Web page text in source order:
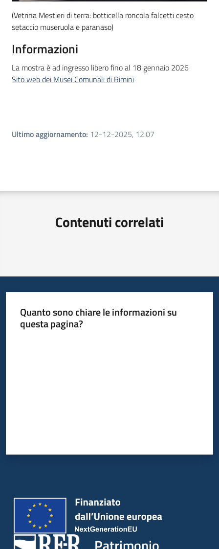
(Vetrina Mestieri di terra: botticella roncola falcetti cesto
setaccio museruola e paranaso)
Informazioni
La mostra è ad ingresso libero fino al 18 gennaio 2026
Sito web dei Musei Comunali di Rimini
Ultimo aggiornamento: 12-12-2025, 12:07
Contenuti correlati
Quanto sono chiare le informazioni su
questa pagina?